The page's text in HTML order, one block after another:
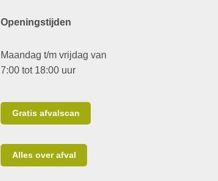
Openingstijden
Maandag t/m vrijdag van
7:00 tot 18:00 uur
Gratis afvalscan
Alles over afval